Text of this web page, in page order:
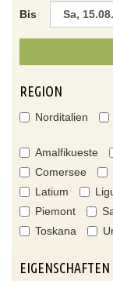
Bis
REGION
Norditalien
Amalfikueste
Comersee
Latium
Piemont
Toskana
EIGENSCHAFTEN